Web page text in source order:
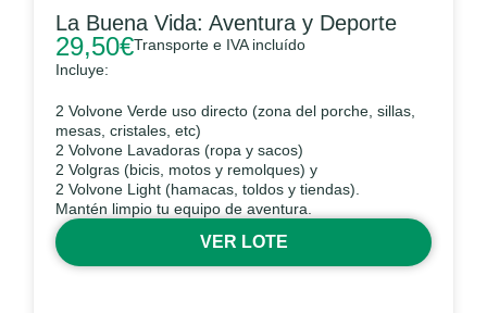
La Buena Vida: Aventura y Deporte
29,50€Transporte e IVA incluído
Incluye:
2 Volvone Verde uso directo (zona del porche, sillas,
mesas, cristales, etc)
2 Volvone Lavadoras (ropa y sacos)
2 Volgras (bicis, motos y remolques) y
2 Volvone Light (hamacas, toldos y tiendas).
Mantén limpio tu equipo de aventura.
VER LOTE